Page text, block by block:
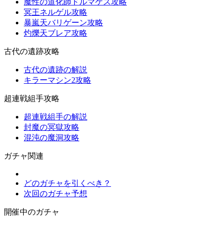
魔性の道化師ドルマゲス攻略
冥王ネルゲル攻略
暴嵐天バリゲーン攻略
灼爍天ブレア攻略
古代の遺跡攻略
古代の遺跡の解説
キラーマシン2攻略
超連戦組手攻略
超連戦組手の解説
封魔の冥獄攻略
混沌の魔洞攻略
ガチャ関連
どのガチャを引くべき？
次回のガチャ予想
開催中のガチャ